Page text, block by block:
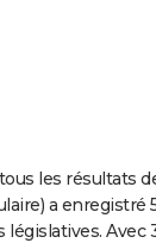
les résultats
a enregistré
législatives. Avec